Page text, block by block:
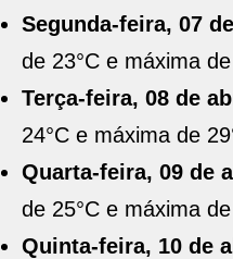
Segunda-feira, 07
de 23°C e máxima
Terça-feira, 08 de
24°C e máxima de
Quarta-feira, 09 de
de 25°C e máxima
Quinta-feira, 10 de